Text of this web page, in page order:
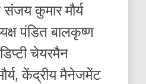
संजय कुमार मौर्य
पंडित बालकृष्ण
डिप्टी चेयरमैन
केंद्रीय मैनेजमेंट